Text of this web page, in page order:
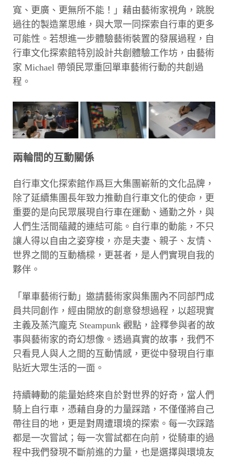
寬、更廣、更無所不能！」藉由藝術家視角，跳脫
過往的製造業思維，與大眾一同探索自行車的更多
可能性。若想進一步體驗藝術裝置的發展過程，自
行車文化探索館特別設計共創體驗工作坊，由藝術
家 Michael 帶領民眾重回單車藝術行動的共創過
程。
兩輪間的互動關係
自行車文化探索館作爲巨大集團嶄新的文化品牌，
除了延續集團長年致力推動自行車文化的使命，更
重要的是向民眾展現自行車在運動、通勤之外，與
人們生活間蘊藏的連結可能。自行車的動能，不只
讓人得以自由之姿穿梭，亦是夫妻、親子、友情、
世界之間的互動橋樑，更甚者，是人們實現自我的
夥伴。
「單車藝術行動」邀請藝術家與集團內不同部門成
員共同創作，經由開放的創意發想過程，以超現實
主義及蒸汽龐克 Steampunk 觀點，詮釋參與者的故
事與藝術家的奇幻想像。透過真實的故事，我們不
只看見人與人之間的互動情感，更從中發現自行車
貼近大眾生活的一面。
持續轉動的能量始終來自於對世界的好奇，當人們
騎上自行車，憑藉自身的力量踩踏，不僅僅將自己
帶往目的地，更是對周遭環境的探索。每一次踩踏
都是一次嘗試；每一次嘗試都在向前，從騎車的過
程中我們發現不斷前進的力量，也是選擇與環境友